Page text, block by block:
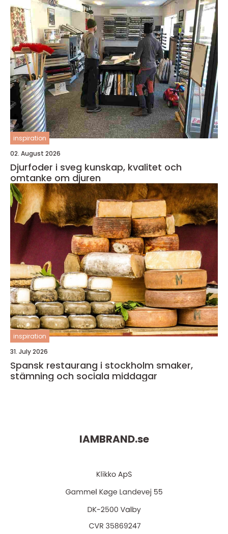
inspiration
02. August 2026
Djurfoder i sveg kunskap, kvalitet och
omtanke om djuren
inspiration
31. July 2026
Spansk restaurang i stockholm smaker,
stämning och sociala middagar
IAMBRAND.se